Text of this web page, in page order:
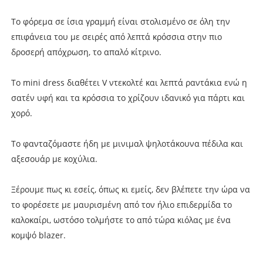
To φόρεμα σε ίσια γραμμή είναι στολισμένο σε όλη την
επιφάνεια του με σειρές από λεπτά κρόσσια στην πιο
δροσερή απόχρωση, το απαλό κίτρινο.
Το mini dress διαθέτει V ντεκολτέ και λεπτά ραντάκια ενώ η
σατέν υφή και τα κρόσσια το χρίζουν ιδανικό για πάρτι και
χορό.
Το φανταζόμαστε ήδη με μινιμαλ ψηλοτάκουνα πέδιλα και
αξεσουάρ με κοχύλια.
Ξέρουμε πως κι εσείς, όπως κι εμείς, δεν βλέπετε την ώρα να
το φορέσετε με μαυρισμένη από τον ήλιο επιδερμίδα το
καλοκαίρι, ωστόσο τολμήστε το από τώρα κιόλας με ένα
κομψό blazer.